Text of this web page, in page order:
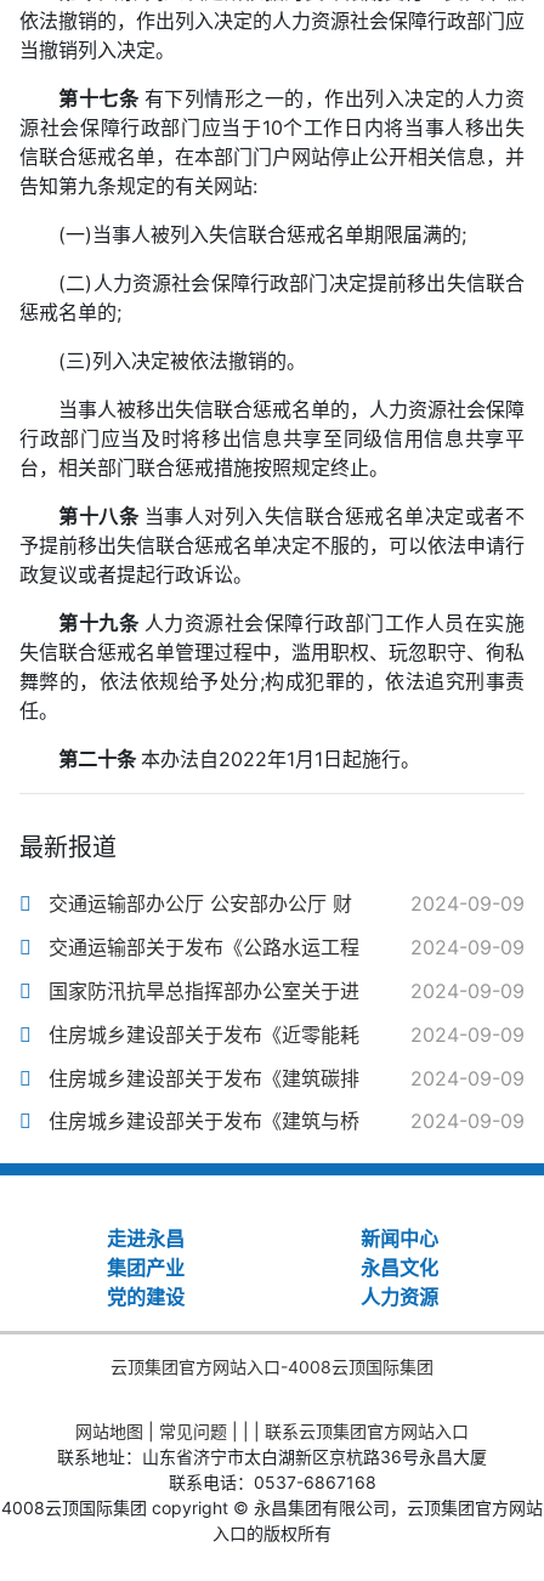
依法撤销的，作出列入决定的人力资源社会保障行政部门应
当撤销列入决定。
第十七条 有下列情形之一的，作出列入决定的人力资
源社会保障行政部门应当于10个工作日内将当事人移出失
信联合惩戒名单，在本部门门户网站停止公开相关信息，并
告知第九条规定的有关网站:
(一)当事人被列入失信联合惩戒名单期限届满的;
(二)人力资源社会保障行政部门决定提前移出失信联合
惩戒名单的;
(三)列入决定被依法撤销的。
当事人被移出失信联合惩戒名单的，人力资源社会保障
行政部门应当及时将移出信息共享至同级信用信息共享平
台，相关部门联合惩戒措施按照规定终止。
第十八条 当事人对列入失信联合惩戒名单决定或者不
予提前移出失信联合惩戒名单决定不服的，可以依法申请行
政复议或者提起行政诉讼。
第十九条 人力资源社会保障行政部门工作人员在实施
失信联合惩戒名单管理过程中，滥用职权、玩忽职守、徇私
舞弊的，依法依规给予处分;构成犯罪的，依法追究刑事责
任。
第二十条本办法自2022年1月1日起施行。
最新报道
交通运输部办公厅 公安部办公厅 财
2024-09-09
交通运输部关于发布《公路水运工程
2024-09-09
国家防汛抗旱总指挥部办公室关于进
2024-09-09
住房城乡建设部关于发布《近零能耗
2024-09-09
住房城乡建设部关于发布《建筑碳排
2024-09-09
住房城乡建设部关于发布《建筑与桥
2024-09-09
走进永昌
新闻中心
集团产业
永昌文化
党的建设
人力资源
云顶集团官方网站入口-4008云顶国际集团
网站地图 常见问题
联系云顶集团官方网站入口
联系地址：山东省济宁市太白湖新区京杭路36号永昌大厦
联系电话：0537-6867168
4008云顶国际集团 copyright © 永昌集团有限公司，云顶集团官方网站
入口的版权所有